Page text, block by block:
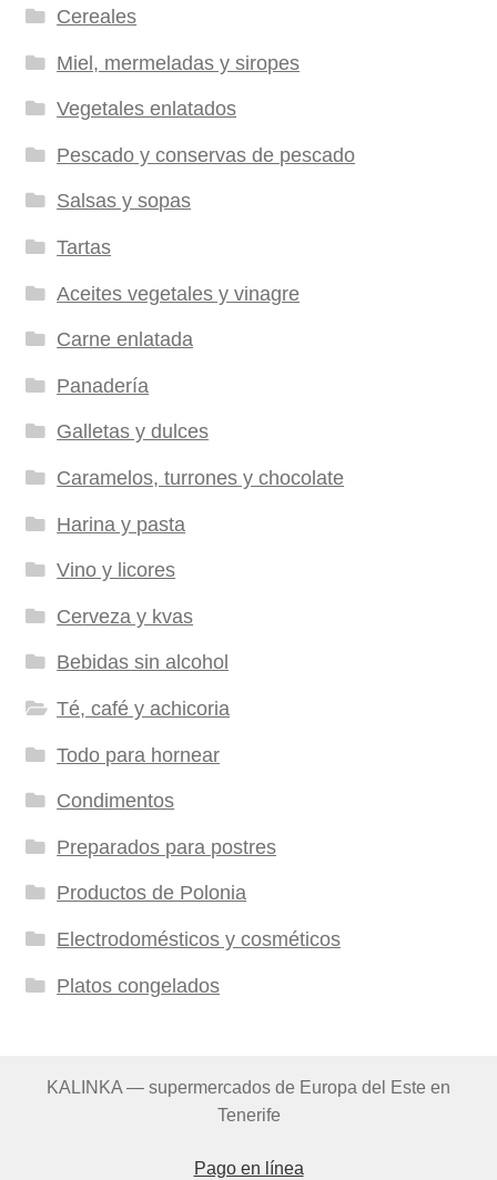
Cereales
Miel, mermeladas y siropes
Vegetales enlatados
Pescado y conservas de pescado
Salsas y sopas
Tartas
Aceites vegetales y vinagre
Carne enlatada
Panadería
Galletas y dulces
Caramelos, turrones y chocolate
Harina y pasta
Vino y licores
Cerveza y kvas
Bebidas sin alcohol
Té, café y achicoria
Todo para hornear
Condimentos
Preparados para postres
Productos de Polonia
Electrodomésticos y cosméticos
Platos congelados
KALINKA — supermercados de Europa del Este en
Tenerife
Pago en línea